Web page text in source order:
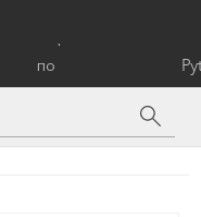
по
инструментам